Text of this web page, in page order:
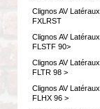
Clignos AV Latéraux
FXLRST
Clignos AV Latéraux
FLSTF 90>
Clignos AV Latéraux
FLTR 98 >
Clignos AV Latéraux
FLHX 96 >